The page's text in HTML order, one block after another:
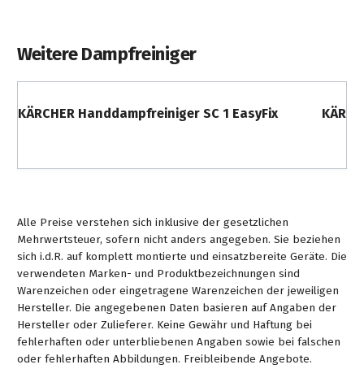
Weitere Dampfreiniger
KÄRCHER Handdampfreiniger SC 1 EasyFix
Alle Preise verstehen sich inklusive der gesetzlichen
Mehrwertsteuer, sofern nicht anders angegeben. Sie beziehen
sich i.d.R. auf komplett montierte und einsatzbereite Geräte. Die
verwendeten Marken- und Produktbezeichnungen sind
Warenzeichen oder eingetragene Warenzeichen der jeweiligen
Hersteller. Die angegebenen Daten basieren auf Angaben der
Hersteller oder Zulieferer. Keine Gewähr und Haftung bei
fehlerhaften oder unterbliebenen Angaben sowie bei falschen
oder fehlerhaften Abbildungen. Freibleibende Angebote.